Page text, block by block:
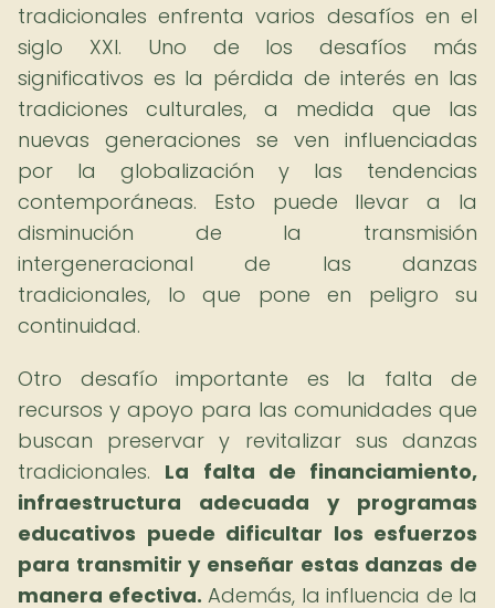
tradicionales enfrenta varios desafíos en el
siglo XXI. Uno de los desafíos más
significativos es la pérdida de interés en las
tradiciones culturales, a medida que las
nuevas generaciones se ven influenciadas
por la globalización y las tendencias
contemporáneas. Esto puede llevar a la
disminución de la transmisión
intergeneracional de las danzas
tradicionales, lo que pone en peligro su
continuidad.
Otro desafío importante es la falta de
recursos y apoyo para las comunidades que
buscan preservar y revitalizar sus danzas
tradicionales. La falta de financiamiento,
infraestructura adecuada y programas
educativos puede dificultar los esfuerzos
para transmitir y enseñar estas danzas de
manera efectiva. Además, la influencia de la